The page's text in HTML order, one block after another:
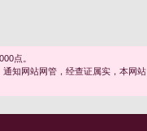
点。
知网站网管，经查证属实，本网站